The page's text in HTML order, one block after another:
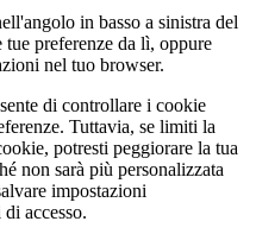
in basso a sinistra del
tue preferenze da lì, oppure
nel tuo browser.
di controllare i cookie
Tuttavia, se limiti la
potresti peggiorare la tua
non sarà più personalizzata
impostazioni
accesso.